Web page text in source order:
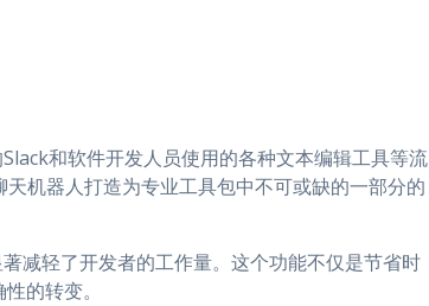
和软件开发人员使用的各种文本编辑工具等流
机器人打造为专业工具包中不可或缺的一部分的
减轻了开发者的工作量。这个功能不仅是节省时
的转变。